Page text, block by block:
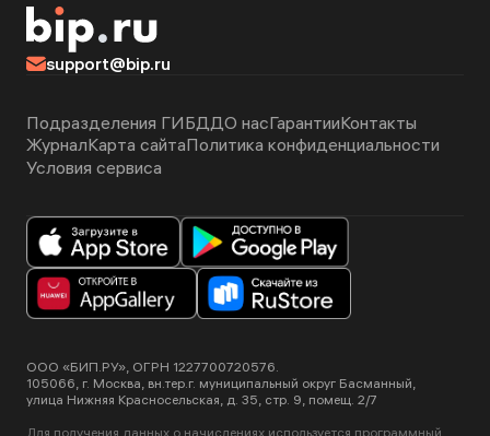
support@bip.ru
Подразделения ГИБДДО насГарантииКонтакты
ЖурналКарта сайтаПолитика конфиденциальности
Условия сервиса
ООО «БИП.РУ», ОГРН 1227700720576.
105066, г. Москва, вн.тер.г. муниципальный округ Басманный,
улица Нижняя Красносельская, д. 35, стр. 9, помещ. 2/7
Для получения данных о начислениях используется программный